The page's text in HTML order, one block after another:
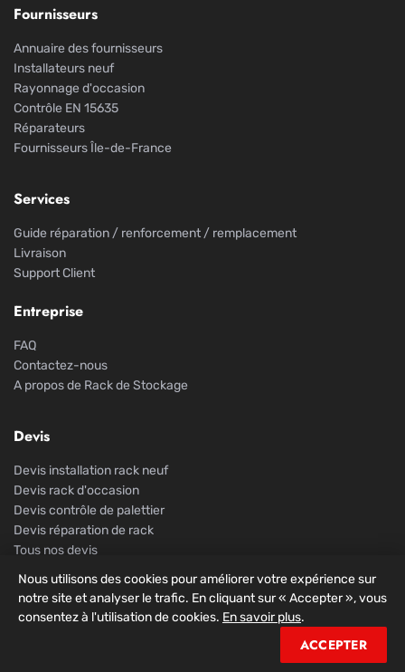
Fournisseurs
Annuaire des fournisseurs
Installateurs neuf
Rayonnage d'occasion
Contrôle EN 15635
Réparateurs
Fournisseurs Île-de-France
Services
Guide réparation / renforcement / remplacement
Livraison
Support Client
Entreprise
FAQ
Contactez-nous
A propos de Rack de Stockage
Devis
Devis installation rack neuf
Devis rack d'occasion
Devis contrôle de palettier
Devis réparation de rack
Tous nos devis
© 2026 Rack De Stockage. Tous droits réservés.
Nous utilisons des cookies pour améliorer votre expérience sur
notre site et analyser le trafic. En cliquant sur « Accepter », vous
consentez à l'utilisation de cookies. En savoir plus.
ACCEPTER